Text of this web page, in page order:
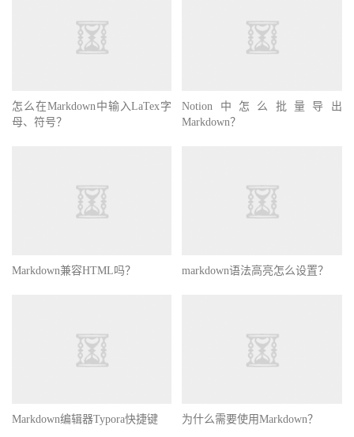
怎么在Markdown中输入LaTex字
母、符号？
Notion中怎么批量导出
Markdown？
Markdown兼容HTML吗？ markdown语法高亮怎么设置？
Markdown编辑器Typora快捷键 为什么需要使用Markdown？